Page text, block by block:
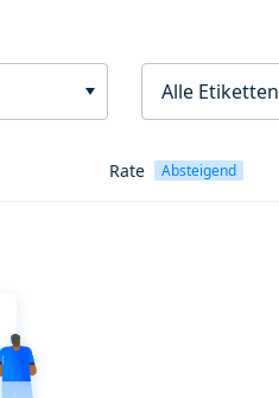
Alle Etiketten
Rate Absteigend